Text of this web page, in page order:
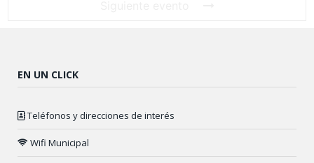
EN UN CLICK
Teléfonos y direcciones de interés
Wifi Municipal